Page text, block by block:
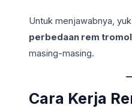
Untuk menjawabnya,
perbedaan rem
masing-masing.
Cara Kerja